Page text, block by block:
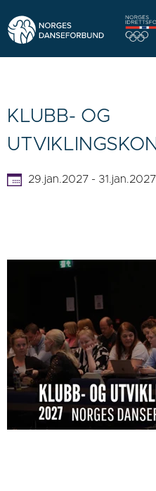
KLUBB- OG
29.jan.2027 - 31.jan.2027